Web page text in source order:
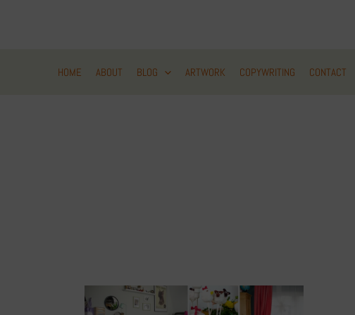
HOME ABOUT BLOG ARTWORK COPYWRITING CONTACT